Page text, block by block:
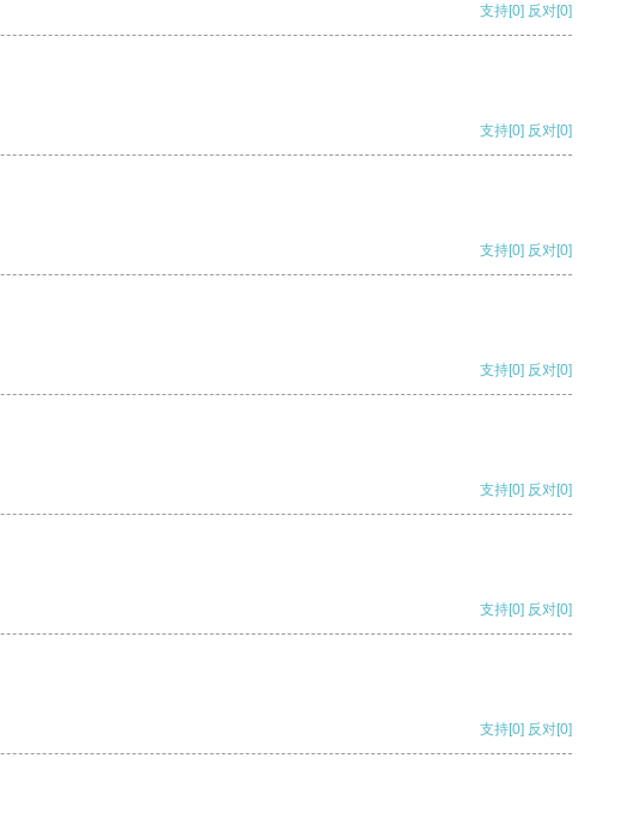
支持[0] 反对[0]
支持[0] 反对[0]
支持[0] 反对[0]
支持[0] 反对[0]
支持[0] 反对[0]
支持[0] 反对[0]
支持[0] 反对[0]